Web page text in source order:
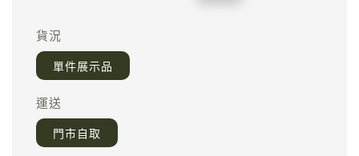
貨況
單件展示品
運送
門市自取